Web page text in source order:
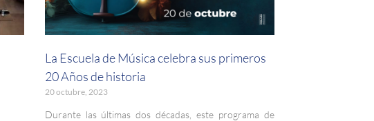
La Escuela de Música celebra sus primeros
20 Años de historia
20 octubre, 2023
Durante las últimas dos décadas, este programa de